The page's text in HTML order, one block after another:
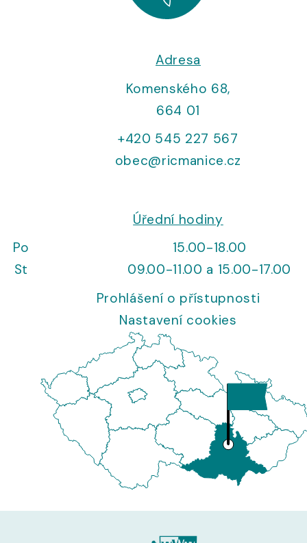
Adresa
Komenského 68,
664 01
+420 545 227 567
obec@ricmanice.cz
Úřední hodiny
Po
15.00-18.00
St
09.00-11.00 a 15.00-17.00
Prohlášení o přístupnosti
Nastavení cookies